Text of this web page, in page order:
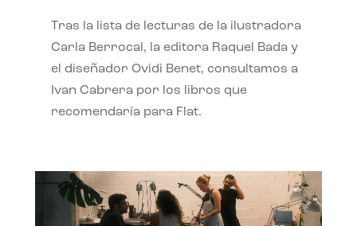
Tras la lista de lecturas de la ilustradora
Carla Berrocal, la editora Raquel Bada y
el diseñador Ovidi Benet, consultamos a
Ivan Cabrera por los libros que
recomendaría para Flat.